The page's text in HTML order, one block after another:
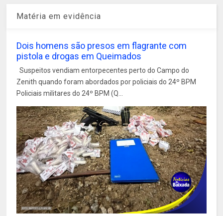
Matéria em evidência
Dois homens são presos em flagrante com
pistola e drogas em Queimados
Suspeitos vendiam entorpecentes perto do Campo do
Zenith quando foram abordados por policiais do 24º BPM
Policiais militares do 24º BPM (Q...